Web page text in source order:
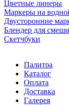
Цветные линеры
Маркеры на
Двусторонние
Блендер для
Скетчбуки
Палитра
Каталог
Оплата
Доставка
Галерея